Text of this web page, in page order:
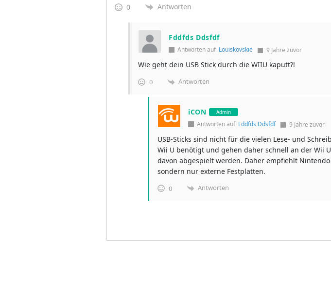
0 Antworten
Fddfds Ddsfdf
Antworten auf Louiskovskie 9 Jahre zuvor
Wie geht dein USB Stick durch die WIIU kaputt?!
0 Antworten
iCON Admin
Antworten auf Fddfds Ddsfdf 9 Jahre zuvor
USB-Sticks sind nicht für die vielen Lese- und
Wii U benötigt und gehen daher schnell an der Wii
davon abgespielt werden. Daher empfiehlt Nintendo
sondern nur externe Festplatten.
0 Antworten